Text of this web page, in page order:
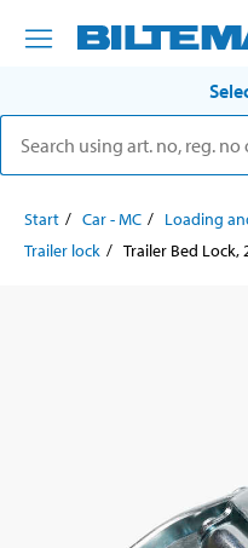
Start Car - MC Loading
Trailer lock
Trailer Bed Lock,